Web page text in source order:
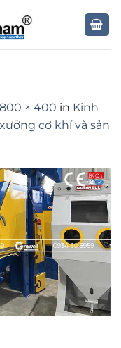
800 × 400 in Kinh
cơ khí và sản